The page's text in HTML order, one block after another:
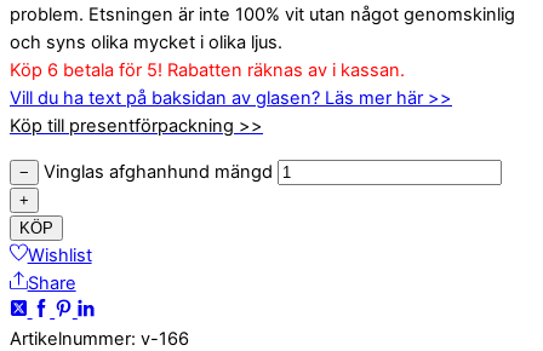
problem. Etsningen är inte 100% vit utan något genomskinlig
och syns olika mycket i olika ljus.
Köp 6 betala för 5! Rabatten räknas av i kassan.
Vill du ha text på baksidan av glasen? Läs mer här >>
Köp till presentförpackning >>
− Vinglas afghanhund mängd
+
KÖP
Wishlist
Share
Artikelnummer: v-166